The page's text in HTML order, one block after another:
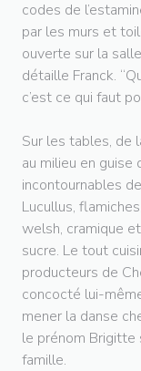
codes de
par les murs et
ouverte sur la
détaille Franck.
c’est ce qui faut
Sur les tables, de
au milieu en
incontournables
Lucullus,
welsh, cramique
sucre. Le tout
producteurs de
concocté lui-
mener la danse
le prénom Brigitte
famille.